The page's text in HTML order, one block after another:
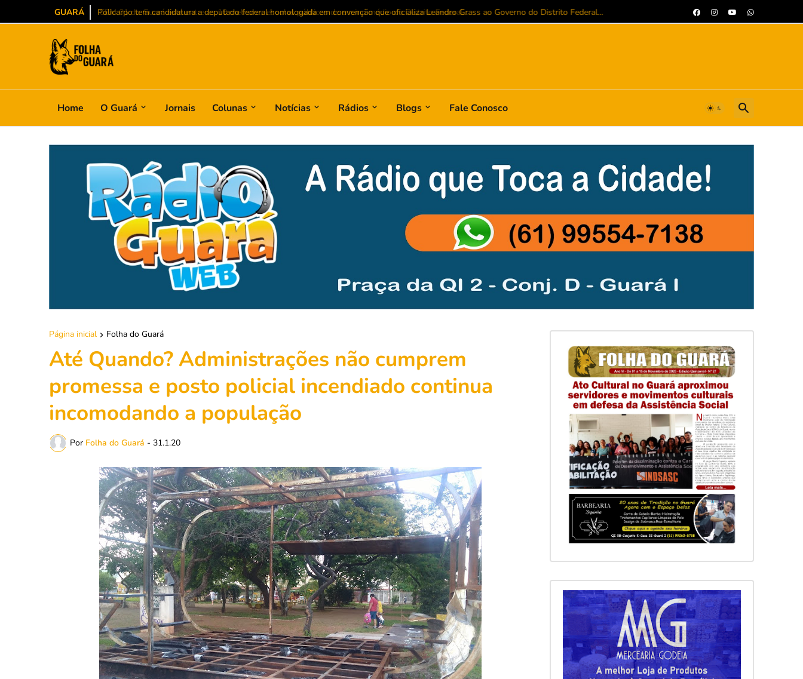
GUARÁ Policarpo tem candidatura a deputado federal homologada em convenção que oficializa Leandro Grass ao Governo do Distrito Federal...
Home O Guará Jornais Colunas Notícias Rádios Blogs Fale Conosco
Página inicial Folha do Guará
Até Quando? Administrações não cumprem
promessa e posto policial incendiado continua
incomodando a população
Por Folha do Guará - 31.1.20